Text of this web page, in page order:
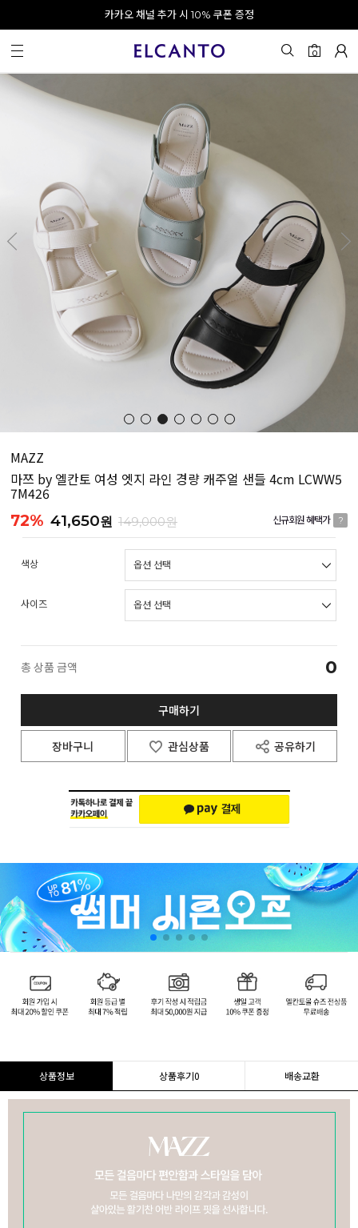
오전 10시 이전 결제 완료 시 오늘 출발!
회원가입 시 최대 20% 쿠폰 지급
카카오 채널 추가 시 10% 쿠폰 증정
0
MAZZ
마쯔 by 엘칸토 여성 엣지 라인 경량 캐주얼 샌들 4cm LCWW5
7M426
72% 41,650원 149,000원 신규회원 혜택가 ?
색상
사이즈
총 상품 금액 0
구매하기
장바구니 관심상품 공유하기
상품정보 상품후기0 배송교환